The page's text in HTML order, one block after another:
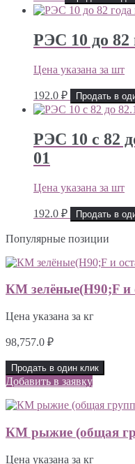
РЭС 10 до 82
Цена указана за шт
192.0 ₽ Продать в
РЭС 10 с 82
01
Цена указана за шт
192.0 ₽ Продать в
Популярные позиции
КМ зелёные(H90;F и
Цена указана за кг
98,757.0 ₽
Продать в один клик
Добавить в заявку
КМ рыжие (общая
Цена указана за кг